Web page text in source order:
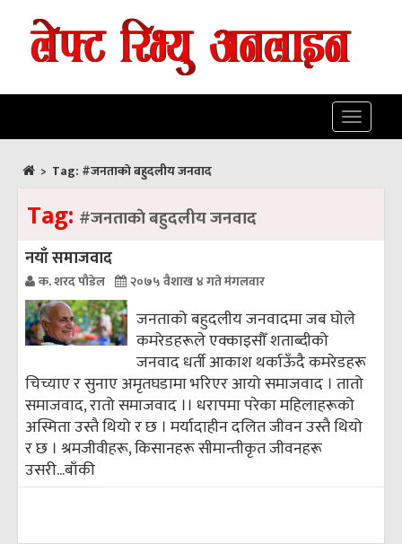
Toggle
> Tag: #जनताकाे बहुदलीय जनवाद
Tag: #जनताकाे बहुदलीय जनवाद
नयाँ समाजवाद
क. शरद पौडेल २०७५ वैशाख ४ गते मंगलवार
जनताको बहुदलीय जनवादमा जब घोले
कमरेडहरूले एक्काइसौँ शताब्दीको
जनवाद धर्ती आकाश थर्काऊँदै कमरेडहरू
चिच्याए र सुनाए अमृतघडामा भरिएर आयो समाजवाद । तातो
समाजवाद, रातो समाजवाद ।। धरापमा परेका महिलाहरूको
अस्मिता उस्तै थियो र छ । मर्यादाहीन दलित जीवन उस्तै थियो
र छ । श्रमजीवीहरू, किसानहरू सीमान्तीकृत जीवनहरू
उसरी...बाँकी